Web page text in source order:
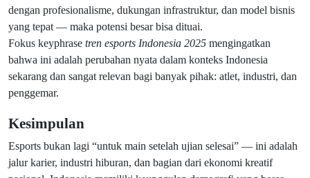
dengan profesionalisme, dukungan infrastruktur, dan model bisnis
yang tepat — maka potensi besar bisa dituai.
Fokus keyphrase tren esports Indonesia 2025 mengingatkan
bahwa ini adalah perubahan nyata dalam konteks Indonesia
sekarang dan sangat relevan bagi banyak pihak: atlet, industri, dan
penggemar.
Kesimpulan
Esports bukan lagi “untuk main setelah ujian selesai” — ini adalah
jalur karier, industri hiburan, dan bagian dari ekonomi kreatif